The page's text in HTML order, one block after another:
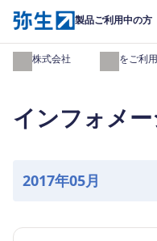
製品ご利用中の方
弥生株式会社 製品をご利
インフォメ
2017年05月